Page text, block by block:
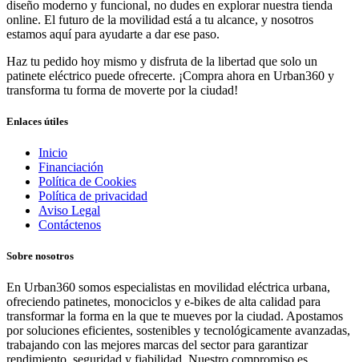
diseño moderno y funcional, no dudes en explorar nuestra tienda
online. El futuro de la movilidad está a tu alcance, y nosotros
estamos aquí para ayudarte a dar ese paso.
Haz tu pedido hoy mismo y disfruta de la libertad que solo un
patinete eléctrico puede ofrecerte. ¡Compra ahora en Urban360 y
transforma tu forma de moverte por la ciudad!
Enlaces útiles
Inicio
Financiación
Política de Cookies
Política de privacidad
Aviso Legal
Contáctenos
Sobre nosotros
En Urban360 somos especialistas en movilidad eléctrica urbana,
ofreciendo patinetes, monociclos y e-bikes de alta calidad para
transformar la forma en la que te mueves por la ciudad. Apostamos
por soluciones eficientes, sostenibles y tecnológicamente avanzadas,
trabajando con las mejores marcas del sector para garantizar